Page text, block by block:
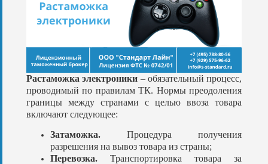
Растаможка электроники – обязательный процесс,
проводимый по правилам ТК. Нормы преодоления
границы между странами с целью ввоза товара
включают следующее:
Затаможка. Процедура получения
разрешения на вывоз товара из страны;
Перевозка. Транспортировка товара за